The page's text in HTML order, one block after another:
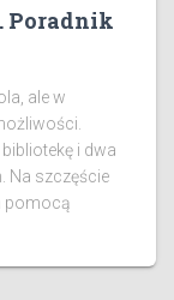
Poradnik
ale w
i dwa
Na szczęście
pomocą